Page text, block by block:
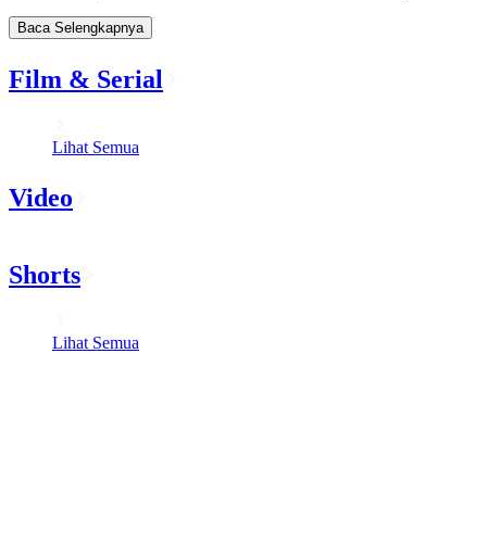
Baca Selengkapnya
Film & Serial
Lihat Semua
Video
Shorts
Lihat Semua